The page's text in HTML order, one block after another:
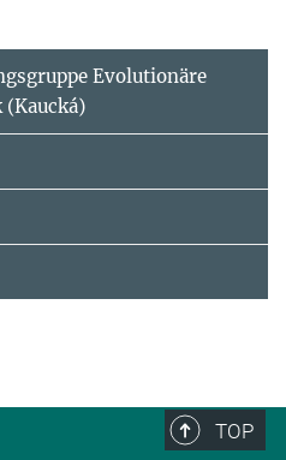
Evolutionäre
TOP